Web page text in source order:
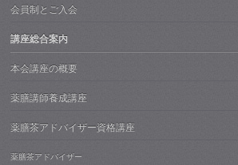
会員制とご入会
講座総合案内
本会講座の概要
薬膳講師養成講座
薬膳茶アドバイザー資格講座
薬膳茶アドバイザー